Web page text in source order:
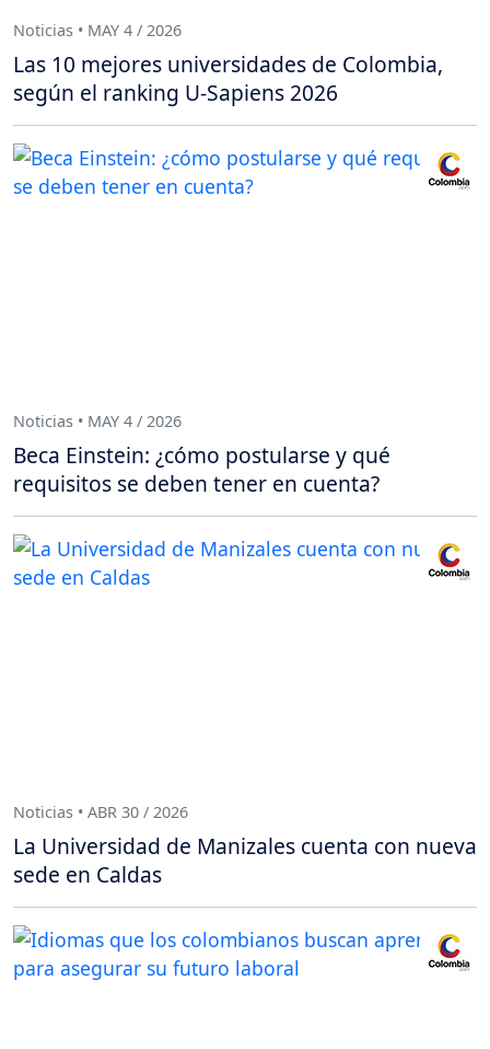
Noticias • MAY 4 / 2026
Las 10 mejores universidades de Colombia,
según el ranking U-Sapiens 2026
Noticias • MAY 4 / 2026
Beca Einstein: ¿cómo postularse y qué
requisitos se deben tener en cuenta?
Noticias • ABR 30 / 2026
La Universidad de Manizales cuenta con nueva
sede en Caldas